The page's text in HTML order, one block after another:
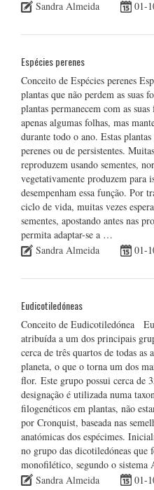
Sandra Almeida
01-
Espécies perenes
Conceito de Espécies perenes
plantas que não perdem as suas
plantas permanecem com as
apenas algumas folhas, mas
durante todo o ano. Estas
perenes ou de persistentes.
reproduzem usando sementes,
vegetativamente produzem para
desempenham essa função. Por
ciclo de vida, muitas vezes
sementes, apostando antes nas
permita adaptar-se a …
Sandra Almeida
01-
Eudicotiledóneas
Conceito de Eudicotiledónea
atribuída a um dos principais
cerca de três quartos de todas as
planeta, o que o torna um dos
flor. Este grupo possui cerca de
designação é utilizada numa
filogenéticos em plantas, não
por Cronquist, baseada nas
anatómicas dos espécimes.
no grupo das dicotiledóneas
monofilético, segundo o sistema
Sandra Almeida
01-